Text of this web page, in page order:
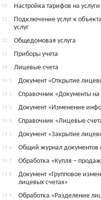
10. Настройка тарифов на услуги
11.
Подключение услуг к
услуг
12. Общедомовая услуга
13. Приборы учета
14. Лицевые счета
14.1. Документ «Открытие
14.2. Справочник «Документы на
14.3. Документ «Изменение
14.4. Справочник «Лицевые
14.5. Документ «Закрытие
14.6. Общий журнал документов
14.7. Обработка «Купля –
14.8.
Документ «Групповое
лицевых счетах»
14.9. Обработка «Разделение